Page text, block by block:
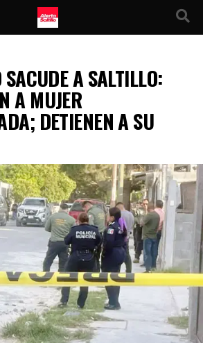
A SALTILLO:
A MUJER
DETIENEN A SU